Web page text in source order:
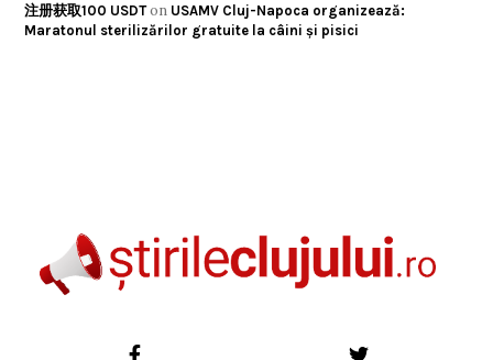
注册获取100 USDTon USAMV Cluj-Napoca organizează:
Maratonul sterilizărilor gratuite la câini și pisici